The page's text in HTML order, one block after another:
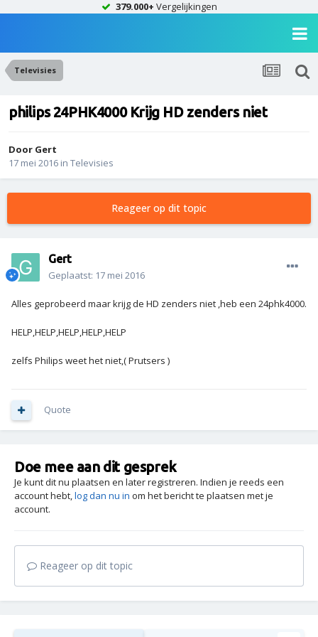
379.000+ Vergelijkingen
Televisies
philips 24PHK4000 Krijg HD zenders niet
Door Gert
17 mei 2016 in Televisies
Reageer op dit topic
Gert
Geplaatst: 17 mei 2016
Alles geprobeerd maar krijg de HD zenders niet ,heb een 24phk4000.
HELP,HELP,HELP,HELP,HELP
zelfs Philips weet het niet,( Prutsers )
Quote
Doe mee aan dit gesprek
Je kunt dit nu plaatsen en later registreren. Indien je reeds een
account hebt,log dan nu in om het bericht te plaatsen met je
account.
Reageer op dit topic